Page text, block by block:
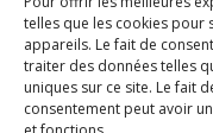
telles que les cookies pour
appareils. Le fait de
traiter des données telles
uniques sur ce site. Le fait
consentement peut avoir
Téléphone
0467471836
VACANCES DE NOËL –